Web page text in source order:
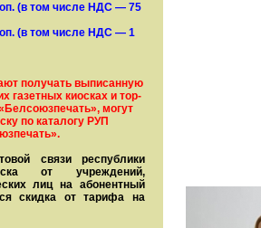
(в том числе НДС — 75
(в том числе НДС — 1
получать вы­писанную
газет­ных киосках и тор­
могут
по ка­та­ло­гу РУП
связи рес­пуб­лики
от учреждений,
лиц на абонентный
скидка от тарифа на